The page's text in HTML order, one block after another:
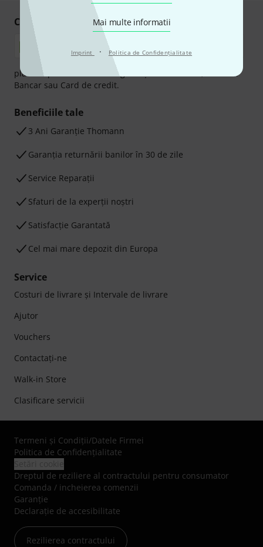
Mai multe informatii
Imprint · Politica de Confidenţialitate
Cumpărați și plătiți în siguranță
plata se poate efectua în siguranță cu Ramburs, Transfer
Bancar sau Card de credit.
Beneficiile tale
3 Ani Garanție Thomann
Garanţia returnării banilor în 30 de zile
Service Reparații
Sfaturi de la experții noștri
Satisfacție Garantată
Cel mai mare depozit din Europa
Service
Costuri de livrare şi Intervale de livrare
Ajutor
Vouchers
Contactaţi-ne
Walk-in Store
Clasificare servicii
Termeni şi Condiţii/Datele Firmei
Politica de Confidenţialitate
Dreptul de reziliere al contractului pentru consumator
Comanda / incheierea comenzii
Garanție
Declarație de accesibilitate
Rezilierea contractului